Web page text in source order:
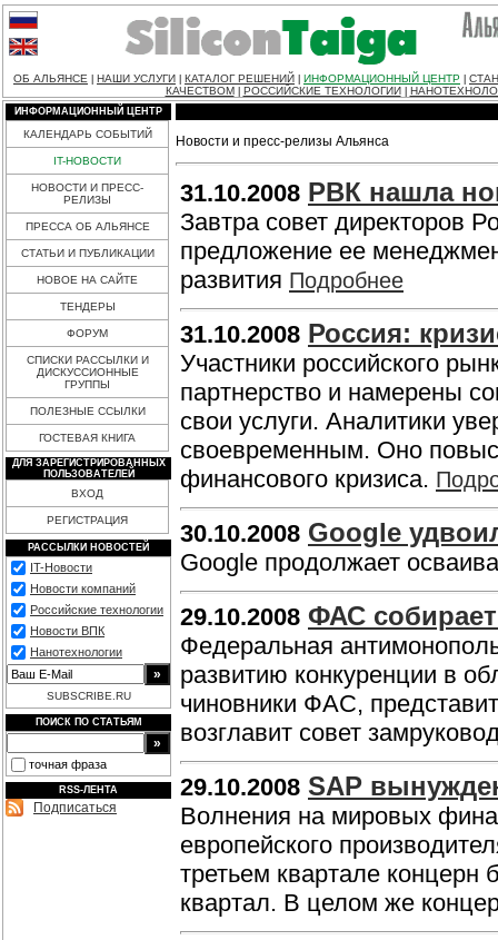
ОБ АЛЬЯНСЕ НАШИ УСЛУГИ КАТАЛОГ РЕШЕНИЙ ИНФОРМАЦИОННЫЙ ЦЕНТР
КАЧЕСТВОМ
РОССИЙСКИЕ ТЕХНОЛОГИИ
ИНФОРМАЦИОННЫЙ ЦЕНТР
КАЛЕНДАРЬ СОБЫТИЙ
IT-НОВОСТИ
НОВОСТИ И ПРЕСС-
РЕЛИЗЫ
ПРЕССА ОБ АЛЬЯНСЕ
СТАТЬИ И ПУБЛИКАЦИИ
НОВОЕ НА САЙТЕ
ТЕНДЕРЫ
ФОРУМ
СПИСКИ РАССЫЛКИ И
ДИСКУССИОННЫЕ
ГРУППЫ
ПОЛЕЗНЫЕ ССЫЛКИ
ГОСТЕВАЯ КНИГА
ДЛЯ ЗАРЕГИСТРИРОВАННЫХ
ПОЛЬЗОВАТЕЛЕЙ
ВХОД
РЕГИСТРАЦИЯ
РАССЫЛКИ НОВОСТЕЙ
IT-Новости
Новости компаний
Российские технологии
Новости ВПК
Нанотехнологии
SUBSCRIBE.RU
ПОИСК ПО СТАТЬЯМ
точная фраза
RSS-ЛЕНТА
Подписаться
Новости и пресс-релизы Альянса
31.10.2008 РВК нашла
Завтра совет директоров
предложение ее
развития Подробнее
31.10.2008 Россия:
Участники российского
партнерство и намерены
свои услуги. Аналитики
своевременным. Оно
финансового кризиса.
30.10.2008 Googlе
Google продолжает
29.10.2008 ФАС
Федеральная
развитию конкуренции в
чиновники ФАС,
возглавит совет
29.10.2008 SAP
Волнения на мировых
европейского
третьем квартале концерн
квартал. В целом же